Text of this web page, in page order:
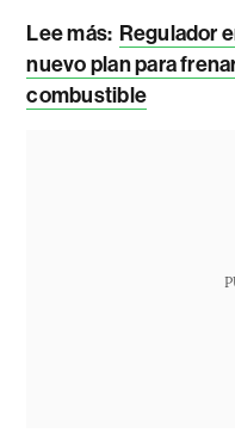
Lee más: Regulador
nuevo plan para
combustible